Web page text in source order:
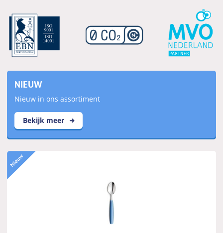
NIEUW
Nieuw in ons assortiment
Bekijk meer